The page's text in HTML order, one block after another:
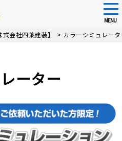
MENU
会社四葉建装】 > カラーシミュレー
ーター